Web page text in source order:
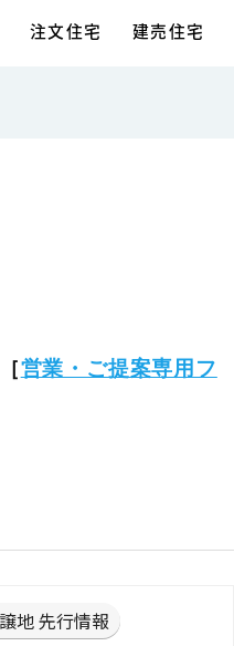
注文住宅 建売住宅
［営業・ご提案専用フ